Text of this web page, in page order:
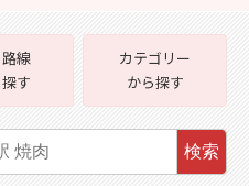
線
す
カテゴリー
から探す
検索